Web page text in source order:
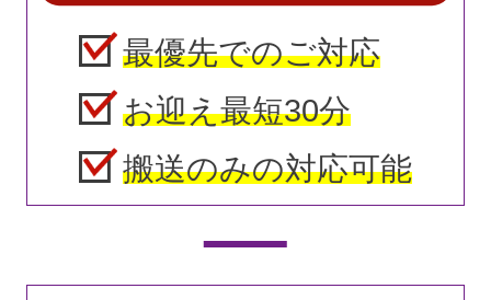
最優先でのご対応
お迎え最短30分
搬送のみの対応可能